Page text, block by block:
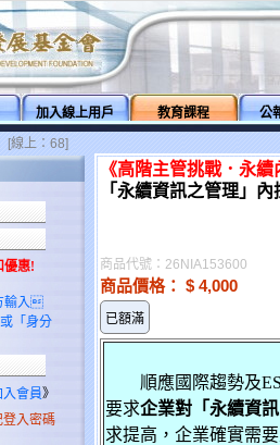
加入線上用戶 教育課程
公
[線上：68]
優惠!
輸入
「身分
會員》
登入密碼
《高階主管挑戰．永
「永續資訊之管理」
商品代號：26NIA153600
商品價格： $ 4,000
順應國際趨勢及
要求企業對「永續資
求提高，企業確實需